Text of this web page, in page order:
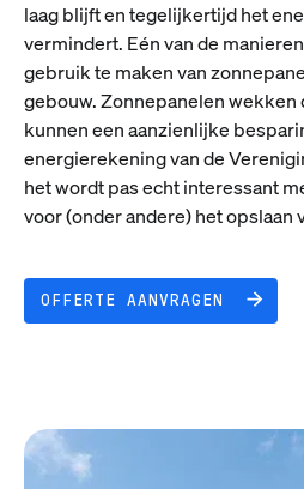
laag blijft en tegelijkertijd het
vermindert. Eén van de
gebruik te maken van
gebouw. Zonnepanelen wekken
kunnen een aanzienlijke
energierekening van de
het wordt pas echt interessant
voor (onder andere) het opslaan
OFFERTE AANVRAGEN